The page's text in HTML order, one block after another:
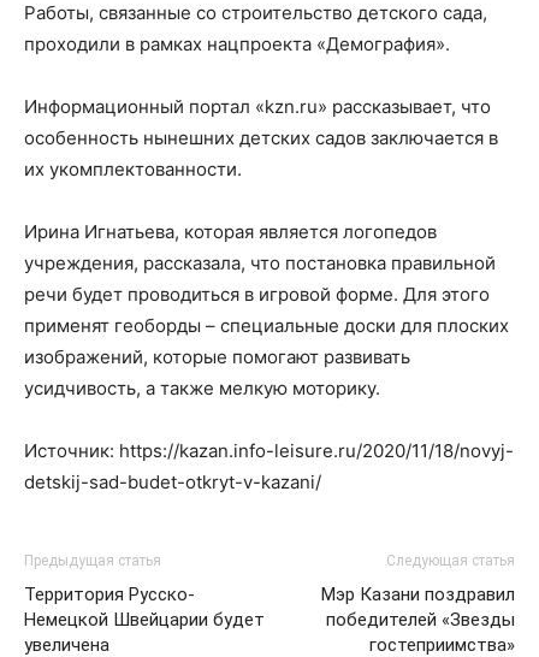
Работы, связанные со строительство детского сада,
проходили в рамках нацпроекта «Демография».
Информационный портал «kzn.ru» рассказывает, что
особенность нынешних детских садов заключается в
их укомплектованности.
Ирина Игнатьева, которая является логопедов
учреждения, рассказала, что постановка правильной
речи будет проводиться в игровой форме. Для этого
применят геоборды – специальные доски для плоских
изображений, которые помогают развивать
усидчивость, а также мелкую моторику.
Источник: https://kazan.info-leisure.ru/2020/11/18/novyj-
detskij-sad-budet-otkryt-v-kazani/
Предыдущая статья
Территория Русско-
Немецкой Швейцарии будет
увеличена
Следующая статья
Мэр Казани поздравил
победителей «Звезды
гостеприимства»